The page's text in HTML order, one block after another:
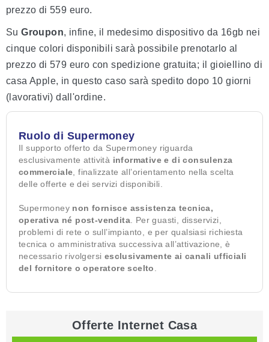
prezzo di 559 euro.
SuGroupon, infine, il medesimo dispositivo da 16gb nei
cinque colori disponibili sarà possibile prenotarlo al
prezzo di 579 euro con spedizione gratuita; il gioiellino di
casa Apple, in questo caso sarà spedito dopo 10 giorni
(lavorativi) dall'ordine.
Ruolo di Supermoney
Il supporto offerto da Supermoney riguarda
esclusivamente attività informative e di consulenza
commerciale , finalizzate all’orientamento nella scelta
delle offerte e dei servizi disponibili.
Supermoney non fornisce assistenza tecnica,
operativa né post-vendita . Per guasti, disservizi,
problemi di rete o sull’impianto, e per qualsiasi richiesta
tecnica o amministrativa successiva all’attivazione, è
necessario rivolgersi esclusivamente ai canali ufficiali
del fornitore o operatore scelto
Offerte Internet Casa